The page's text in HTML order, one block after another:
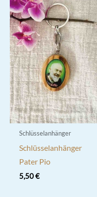
Schlüsselanhänger
Schlüsselanhänger
Pater Pio
5,50€